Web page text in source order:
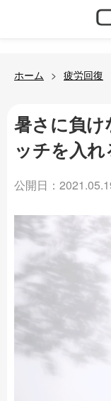
ホーム 疲労回復
暑さに負け
ッチを入
公開日：